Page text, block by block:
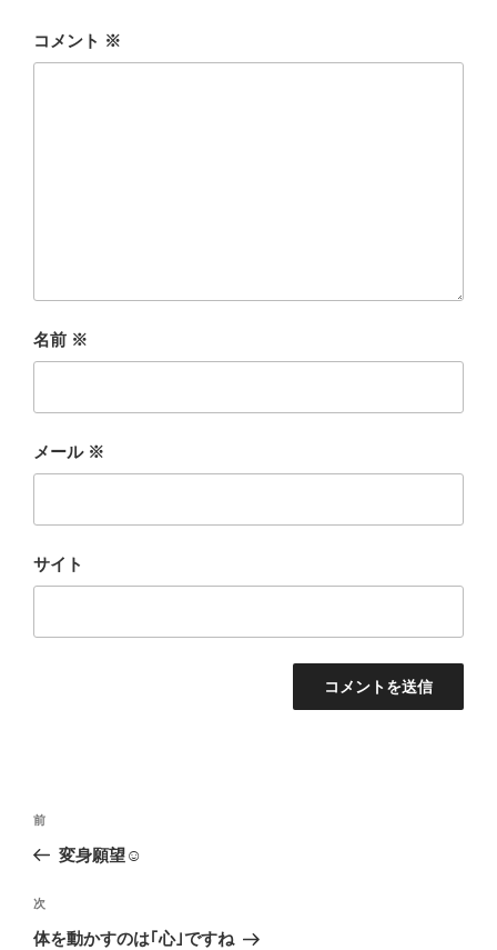
コメント ※
名前 ※
メール ※
サイト
投
ビ
ゲ
前
の
稿
前
変身願望☺
次
の
次
体を動かすのは｢心｣ですね